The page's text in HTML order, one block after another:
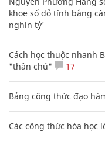
khoe sổ đỏ tính bằng
nghìn tỷ'
Cách học thuộc nhanh
"thần chú"
17
Bảng công thức đạo
Các công thức hóa học